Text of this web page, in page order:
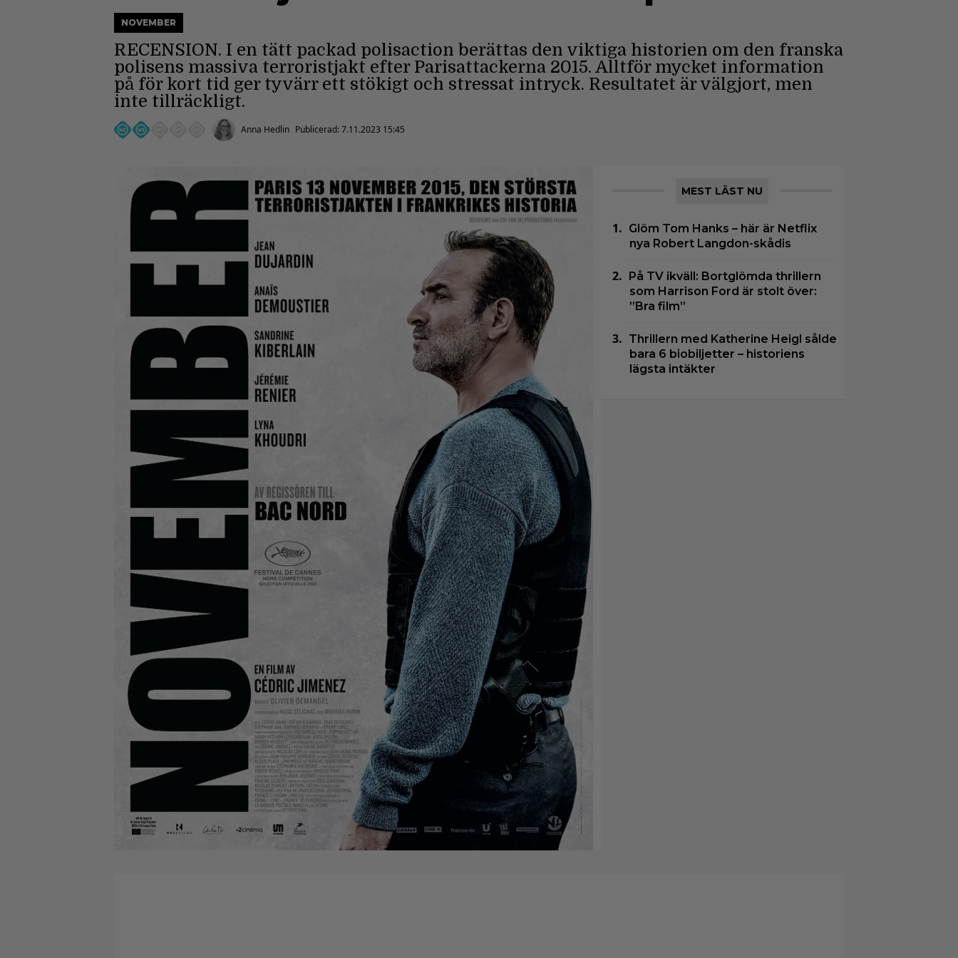
NOVEMBER
RECENSION. I en tätt packad polisaction berättas den viktiga historien om den franska
polisens massiva terroristjakt efter Parisattackerna 2015. Alltför mycket information
på för kort tid ger tyvärr ett stökigt och stressat intryck. Resultatet är välgjort, men
inte tillräckligt.
Anna Hedlin Publicerad:7.11.2023 15:45
MEST LÄST NU
Glöm Tom Hanks – här är Netflix
nya Robert Langdon-skådis
På TV ikväll: Bortglömda thrillern
som Harrison Ford är stolt över:
”Bra film”
Thrillern med Katherine Heigl sålde
bara 6 biobiljetter – historiens
lägsta intäkter